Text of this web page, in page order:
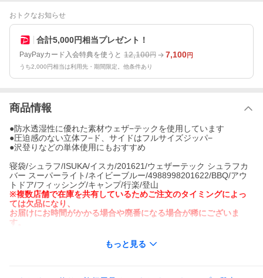
おトクなお知らせ
合計5,000円相当プレゼント！
PayPayカード入会特典を使うと 12,100円 7,100円
うち2,000円相当は利用先・期間限定。他条件あり
商品情報
●防水透湿性に優れた素材ウェザ−テックを使用しています
●圧迫感のない立体フ−ド、サイドはフルサイズジッパ−
●沢登りなどの単体使用にもおすすめ
寝袋/シュラフ/ISUKA/イスカ/201621/ウェザーテック シュラフカ
バー スーパーライト/ネイビーブルー/4988998201622/BBQ/アウ
トドア/フィッシング/キャンプ/行楽/登山
※複数店舗で在庫を共有しているためご注文のタイミングによっ
ては欠品になり、
お届けにお時間がかかる場合や廃番になる場合が稀にございま
す。
もっと見る